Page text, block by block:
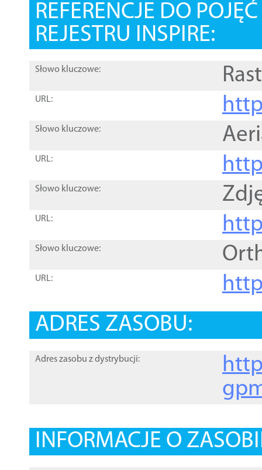
REFERENCJE DO
REJESTRU INSPIRE:
Słowo kluczowe:
URL:
Słowo kluczowe:
URL:
Słowo kluczowe:
URL:
Słowo kluczowe:
URL:
ADRES ZASOBU:
Adres zasobu z dystrybucji:
INFORMACJE O